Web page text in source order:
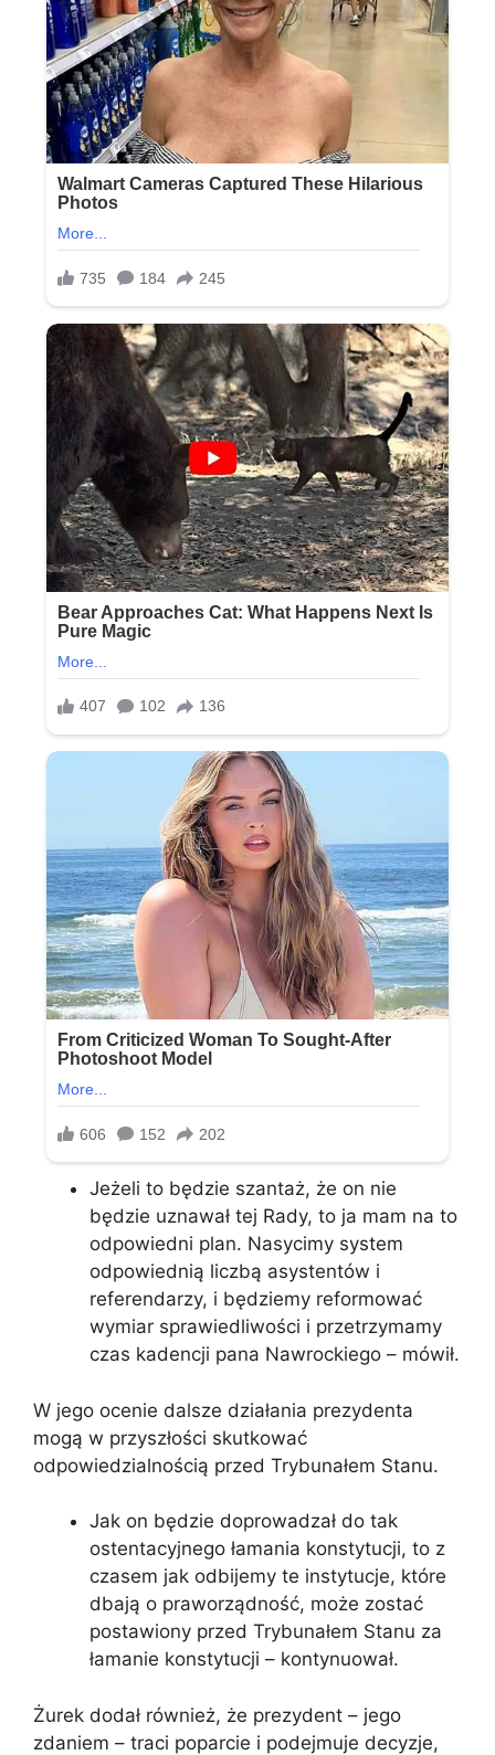
Jeżeli to będzie szantaż, że on nie
będzie uznawał tej Rady, to ja mam na to
odpowiedni plan. Nasycimy system
odpowiednią liczbą asystentów i
referendarzy, i będziemy reformować
wymiar sprawiedliwości i przetrzymamy
czas kadencji pana Nawrockiego – mówił.
W jego ocenie dalsze działania prezydenta
mogą w przyszłości skutkować
odpowiedzialnością przed Trybunałem Stanu.
Jak on będzie doprowadzał do tak
ostentacyjnego łamania konstytucji, to z
czasem jak odbijemy te instytucje, które
dbają o praworządność, może zostać
postawiony przed Trybunałem Stanu za
łamanie konstytucji – kontynuował.
Żurek dodał również, że prezydent – jego
zdaniem – traci poparcie i podejmuje decyzje,